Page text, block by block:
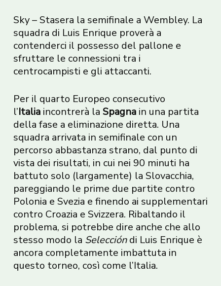
Sky – Stasera la semifinale a Wembley. La
squadra di Luis Enrique proverà a
contenderci il possesso del pallone e
sfruttare le connessioni tra i
centrocampisti e gli attaccanti.
Per il quarto Europeo consecutivo
l’Italiaincontrerà la Spagna in una partita
della fase a eliminazione diretta. Una
squadra arrivata in semifinale con un
percorso abbastanza strano, dal punto di
vista dei risultati, in cui nei 90 minuti ha
battuto solo (largamente) la Slovacchia,
pareggiando le prime due partite contro
Polonia e Svezia e finendo ai supplementari
contro Croazia e Svizzera. Ribaltando il
problema, si potrebbe dire anche che allo
stesso modo la Seleccióndi Luis Enrique è
ancora completamente imbattuta in
questo torneo, così come l’Italia.